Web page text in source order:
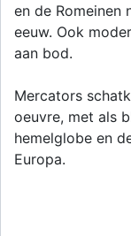
en de Romeinen
eeuw. Ook
aan bod.
Mercators
oeuvre, met als
hemelglobe en
Europa.